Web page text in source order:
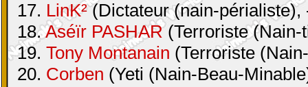
17. LinK²(Dictateur (nain-périaliste),
18.Aséïr PASHAR(Terroriste (Nain-
19. Tony Montanain (Terroriste
20. Corben (Yeti (Nain-Beau-